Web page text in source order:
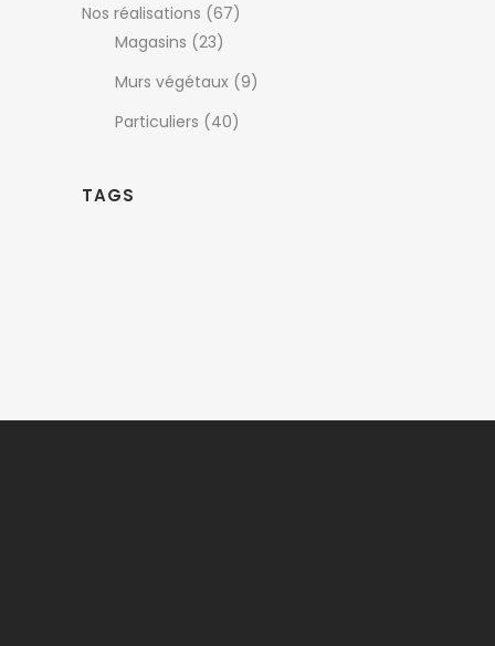
Nos réalisations (67)
Magasins (23)
Murs végétaux (9)
Particuliers (40)
TAGS